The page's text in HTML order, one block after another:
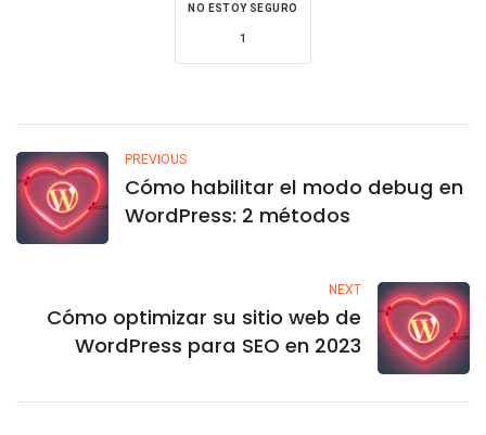
NO ESTOY SEGURO
1
PREVIOUS
Cómo habilitar el modo debug en
WordPress: 2 métodos
NEXT
Cómo optimizar su sitio web de
WordPress para SEO en 2023